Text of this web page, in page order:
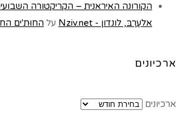
הקורונה האיראנית – הקריקטורה
אלעַרַבּ, לונדון - Nziv.net
על החוּת'ים
ארכיונים
ארכיונים